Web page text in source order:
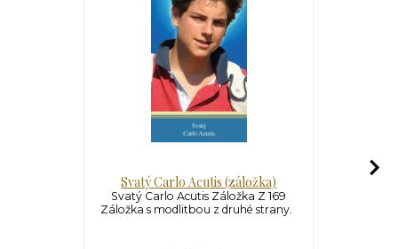
Svatý Carlo Acutis (záložka)
Svatý Carlo Acutis Záložka Z 169
Záložka s modlitbou z druhé strany.